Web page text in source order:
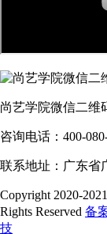
尚艺学院微信二维
咨询电话：400-
联系地址：广东省
Copyright 2020-
Rights Reserved 备
技